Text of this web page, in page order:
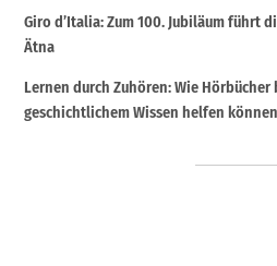
Giro d’Italia: Zum 100. Jubiläum führt
Ätna
Lernen durch Zuhören: Wie
geschichtlichem Wissen helfen können